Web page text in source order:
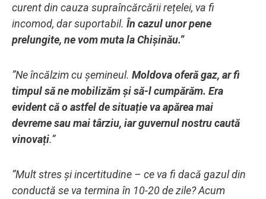
curent din cauza supraîncărcării rețelei, va fi
incomod, dar suportabil. În cazul unor pene
prelungite, ne vom muta la Chișinău.”
”Ne încălzim cu șemineul. Moldova oferă gaz, ar fi
timpul să ne mobilizăm și să-l cumpărăm. Era
evident că o astfel de situație va apărea mai
devreme sau mai târziu, iar guvernul nostru caută
vinovați.”
”Mult stres și incertitudine – ce va fi dacă gazul din
conductă se va termina în 10-20 de zile? Acum